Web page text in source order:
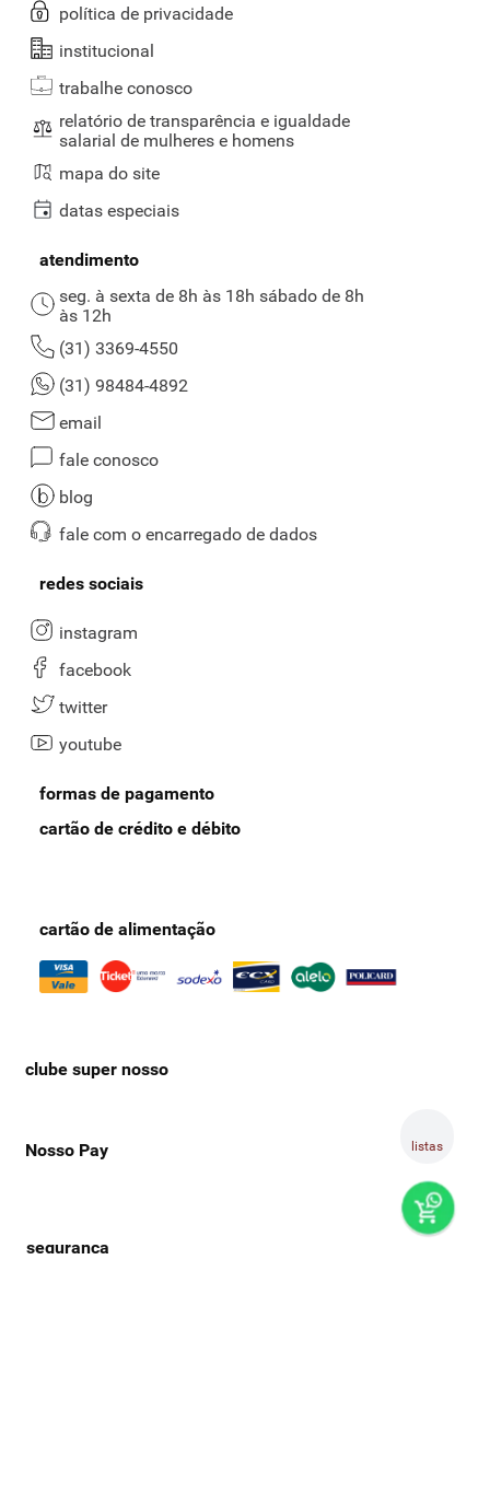
listas
política de privacidade
institucional
trabalhe conosco
relatório de transparência e igualdade
salarial de mulheres e homens
mapa do site
datas especiais
atendimento
seg. à sexta de 8h às 18h sábado de 8h
às 12h
(31) 3369-4550
(31) 98484-4892
email
fale conosco
blog
fale com o encarregado de dados
redes sociais
instagram
facebook
twitter
youtube
formas de pagamento
cartão de crédito e débito
cartão de alimentação
clube super nosso
Nosso Pay